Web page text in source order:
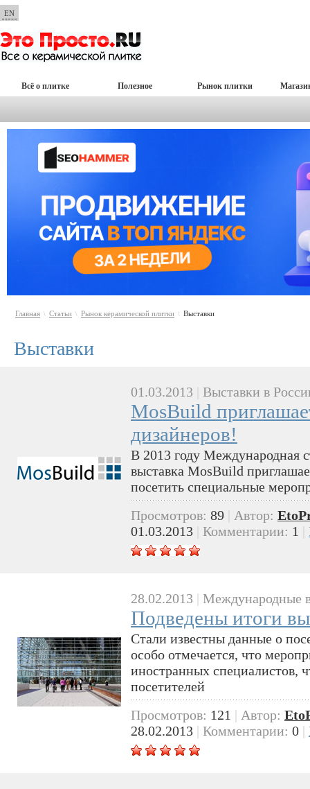
EN
Всё о плитке Полезное Рынок плитки
Главная \ Статьи \ Рынок керамической плитки \ Выставки
Выставки
01.03.2013 Выставки в
MosBuild
дизайнеров!
В 2013 году Международная
выставка MosBuild
посетить специальные
Просмотров: 89 Автор:
01.03.2013
Комментарии: 1
28.02.2013 | Международные
Подведены итоги
Стали известны данные о
особо отмечается, что
иностранных специалистов,
посетителей
Просмотров: 121 | Автор:
28.02.2013 | Комментарии: 0 |